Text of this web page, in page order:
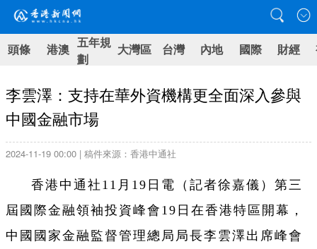
頭條 港澳 五年規
劃
大灣區 台灣 內地 國際 財經
李雲澤：支持在華外資機構更全面深入參與
中國金融市場
2024-11-19 00:00 | 稿件來源：香港中通社
香港中通社11月19日電（記者徐嘉儀）第三
屆國際金融領袖投資峰會19日在香港特區開幕，
中國國家金融監督管理總局局長李雲澤出席峰會